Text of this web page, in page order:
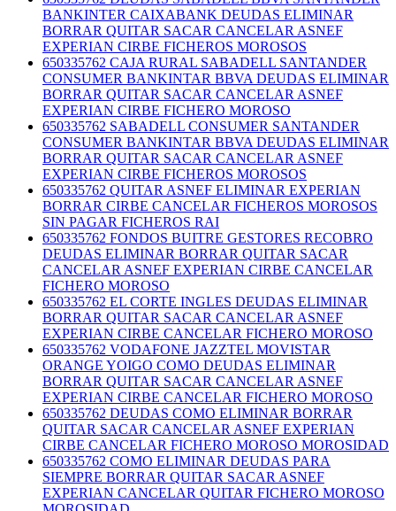
BANKINTER CAIXABANK DEUDAS ELIMINAR
BORRAR QUITAR SACAR CANCELAR ASNEF
EXPERIAN CIRBE FICHEROS MOROSOS
650335762 CAJA RURAL SABADELL SANTANDER
CONSUMER BANKINTAR BBVA DEUDAS ELIMINAR
BORRAR QUITAR SACAR CANCELAR ASNEF
EXPERIAN CIRBE FICHERO MOROSO
650335762 SABADELL CONSUMER SANTANDER
CONSUMER BANKINTAR BBVA DEUDAS ELIMINAR
BORRAR QUITAR SACAR CANCELAR ASNEF
EXPERIAN CIRBE FICHEROS MOROSOS
650335762 QUITAR ASNEF ELIMINAR EXPERIAN
BORRAR CIRBE CANCELAR FICHEROS MOROSOS
SIN PAGAR FICHEROS RAI
650335762 FONDOS BUITRE GESTORES RECOBRO
DEUDAS ELIMINAR BORRAR QUITAR SACAR
CANCELAR ASNEF EXPERIAN CIRBE CANCELAR
FICHERO MOROSO
650335762 EL CORTE INGLES DEUDAS ELIMINAR
BORRAR QUITAR SACAR CANCELAR ASNEF
EXPERIAN CIRBE CANCELAR FICHERO MOROSO
650335762 VODAFONE JAZZTEL MOVISTAR
ORANGE YOIGO COMO DEUDAS ELIMINAR
BORRAR QUITAR SACAR CANCELAR ASNEF
EXPERIAN CIRBE CANCELAR FICHERO MOROSO
650335762 DEUDAS COMO ELIMINAR BORRAR
QUITAR SACAR CANCELAR ASNEF EXPERIAN
CIRBE CANCELAR FICHERO MOROSO MOROSIDAD
650335762 COMO ELIMINAR DEUDAS PARA
SIEMPRE BORRAR QUITAR SACAR ASNEF
EXPERIAN CANCELAR QUITAR FICHERO MOROSO